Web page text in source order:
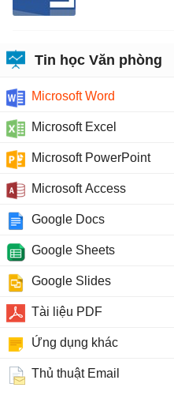
Tin học Văn phòng
Microsoft Word
Microsoft Excel
Microsoft PowerPoint
Microsoft Access
Google Docs
Google Sheets
Google Slides
Tài liệu PDF
Ứng dụng khác
Thủ thuật Email